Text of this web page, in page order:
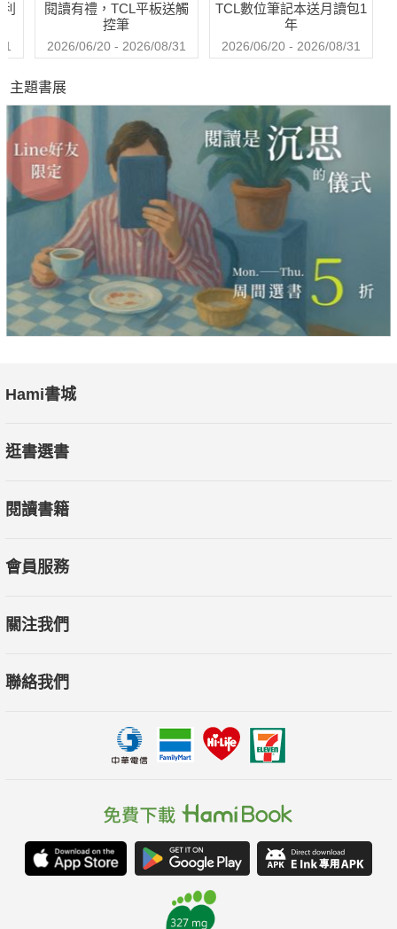
閱讀有禮，TCL平板送觸
控筆
2026/06/20 - 2026/08/31
TCL數位筆記本送月讀包1
年
2026/06/20 - 2026/08/31
主題書展
Hami書城
逛書選書
閱讀書籍
會員服務
關注我們
聯絡我們